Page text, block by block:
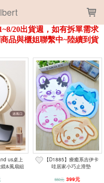
遮光折傘
*直傘
(大)三麗鷗
21駝
019素黑
019黑
812豹紋灰
KTx吉伊卡哇
us桌上
&風扇組
【D1885】療癒系吉伊卡
哇居家小巧止滑墊
550元 399元